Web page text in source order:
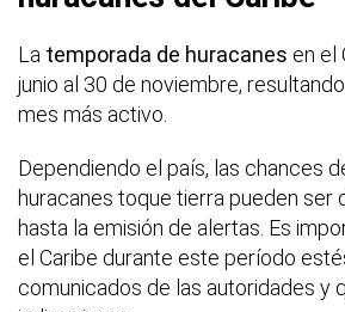
La temporada de huracanes en el
junio al 30 de noviembre,
mes más activo.
Dependiendo el país, las chances
huracanes toque tierra pueden ser
hasta la emisión de alertas. Es
el Caribe durante este período
comunicados de las autoridades y